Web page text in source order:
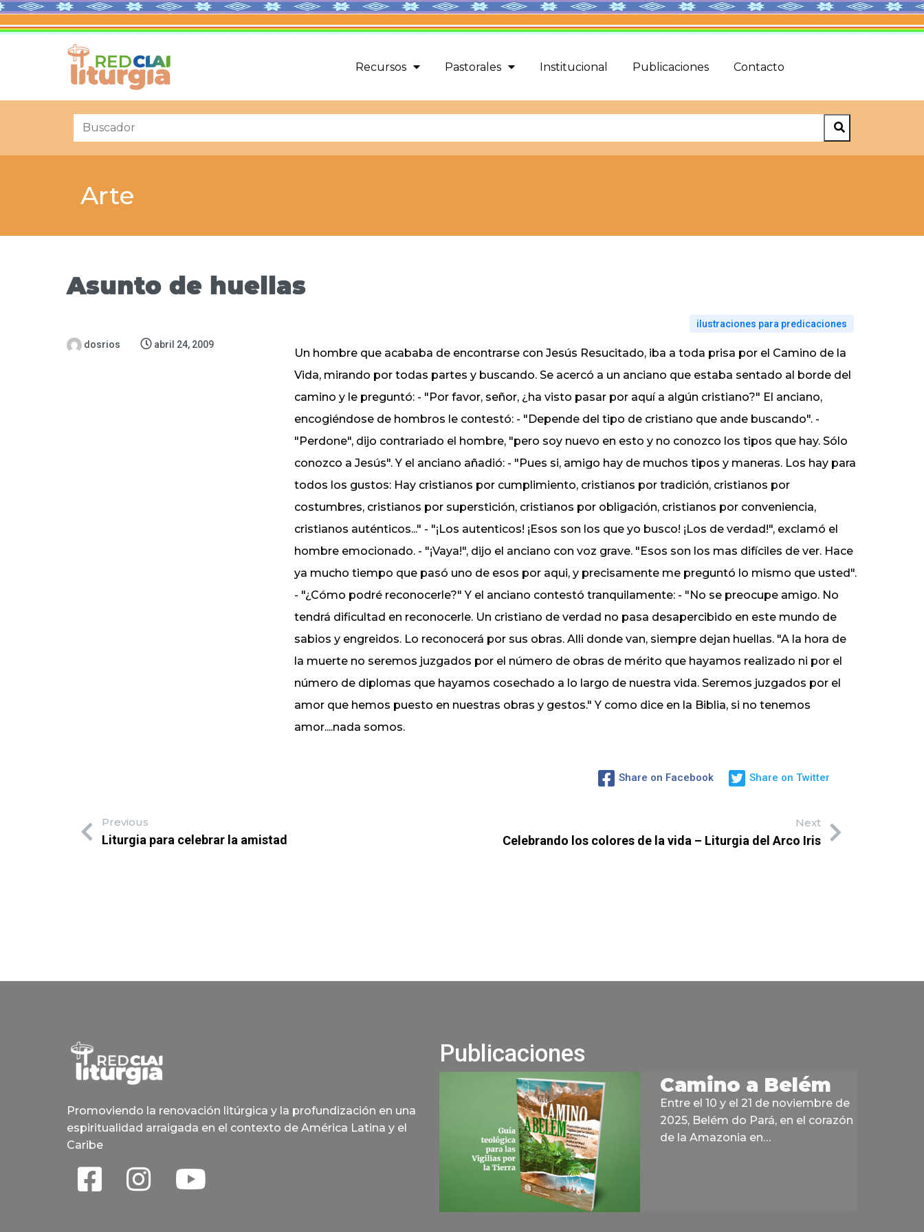
Recursos Pastorales Institucional Publicaciones Contacto
Arte
Asunto de huellas
dosrios abril 24, 2009
ilustraciones para predicaciones
Un hombre que acababa de encontrarse con Jesús Resucitado, iba a toda prisa por el Camino de la
Vida, mirando por todas partes y buscando. Se acercó a un anciano que estaba sentado al borde del
camino y le preguntó: - "Por favor, señor, ¿ha visto pasar por aquí a algún cristiano?" El anciano,
encogiéndose de hombros le contestó: - "Depende del tipo de cristiano que ande buscando". -
"Perdone", dijo contrariado el hombre, "pero soy nuevo en esto y no conozco los tipos que hay. Sólo
conozco a Jesús". Y el anciano añadió: - "Pues si, amigo hay de muchos tipos y maneras. Los hay para
todos los gustos: Hay cristianos por cumplimiento, cristianos por tradición, cristianos por
costumbres, cristianos por superstición, cristianos por obligación, cristianos por conveniencia,
cristianos auténticos..." - "¡Los autenticos! ¡Esos son los que yo busco! ¡Los de verdad!", exclamó el
hombre emocionado. - "¡Vaya!", dijo el anciano con voz grave. "Esos son los mas difíciles de ver. Hace
ya mucho tiempo que pasó uno de esos por aqui, y precisamente me preguntó lo mismo que usted".
- "¿Cómo podré reconocerle?" Y el anciano contestó tranquilamente: - "No se preocupe amigo. No
tendrá dificultad en reconocerle. Un cristiano de verdad no pasa desapercibido en este mundo de
sabios y engreidos. Lo reconocerá por sus obras. Alli donde van, siempre dejan huellas. "A la hora de
la muerte no seremos juzgados por el número de obras de mérito que hayamos realizado ni por el
número de diplomas que hayamos cosechado a lo largo de nuestra vida. Seremos juzgados por el
amor que hemos puesto en nuestras obras y gestos." Y como dice en la Biblia, si no tenemos
amor....nada somos.
Share on Facebook Share on Twitter
Previous
Liturgia para celebrar la amistad
Next
Celebrando los colores de la vida – Liturgia del Arco Iris
Promoviendo la renovación litúrgica y la profundización en una
espiritualidad arraigada en el contexto de América Latina y el
Caribe
Publicaciones
Camino a Belém
Entre el 10 y el 21 de noviembre de
2025, Belém do Pará, en el corazón
de la Amazonia en…